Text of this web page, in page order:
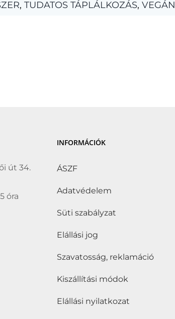
, TUDATOS TÁPLÁLKOZÁS, VEGÁN
út 34.
óra
INFORMÁCIÓK
ÁSZF
Adatvédelem
Süti szabályzat
Elállási jog
Szavatosság, reklamáció
Kiszállítási módok
Elállási nyilatkozat